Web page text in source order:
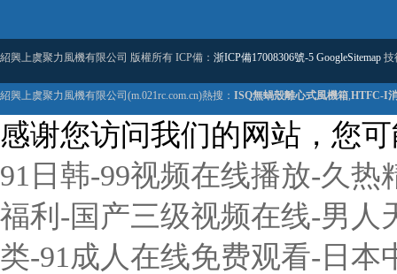
紹興上虞聚力風機有限公司 版權所有 ICP備： 浙ICP備17008306號-5 GoogleSitemap 技
紹興上虞聚力風機有限公司(m.021rc.com.cn)熱搜： ISQ無蝸殼離心式風機箱,HTFC-I
感谢您访问我们的网站，您
91日韩-99视频在线播放-久
福利-国产三级视频在线-男人
类-91成人在线免费观看-日本